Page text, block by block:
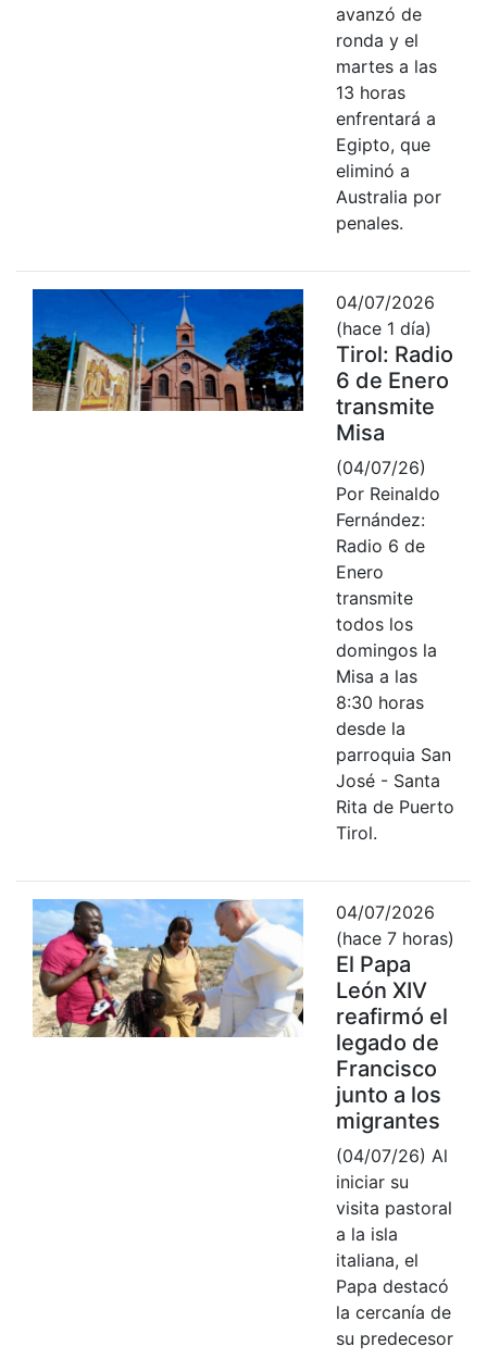
avanzó de
ronda y el
martes a las
13 horas
enfrentará a
Egipto, que
eliminó a
Australia por
penales.
04/07/2026
(hace 1 día)
Tirol: Radio
6 de Enero
transmite
Misa
(04/07/26)
Por Reinaldo
Fernández:
Radio 6 de
Enero
transmite
todos los
domingos la
Misa a las
8:30 horas
desde la
parroquia San
José - Santa
Rita de Puerto
Tirol.
04/07/2026
(hace 7 horas)
El Papa
León XIV
reafirmó el
legado de
Francisco
junto a los
migrantes
(04/07/26) Al
iniciar su
visita pastoral
a la isla
italiana, el
Papa destacó
la cercanía de
su predecesor